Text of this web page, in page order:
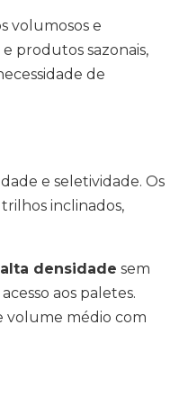
volumosos e
produtos sazonais,
de
e seletividade. Os
inclinados,
alta densidade sem
aos paletes.
volume médio com